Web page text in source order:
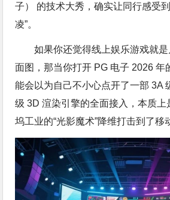
子） 的技术大秀，确实让同行感受
凌”。
如果你还觉得线上娱乐游戏就
面图，那当你打开 PG 电子 2026 年
能会以为自己不小心点开了一部 3A
级 3D 渲染引擎的全面接入，本质上
坞工业的“光影魔术”降维打击到了移